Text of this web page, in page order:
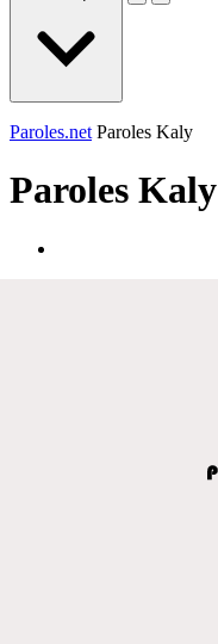
Paroles.net Paroles Kaly
Paroles Kaly